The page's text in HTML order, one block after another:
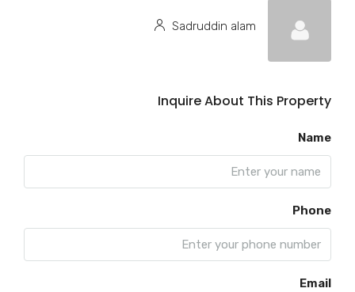
Sadruddin alam
Inquire About This Property
Name
Phone
Email